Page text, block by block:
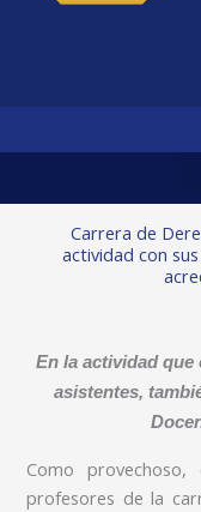
Carrera de
actividad con
En la actividad
asistentes,
Como
profesores de la